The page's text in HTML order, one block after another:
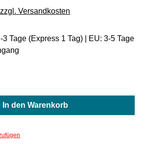
Versandkosten
3 Tage (Express 1 Tag) | EU: 3-5 Tage
Gib den gewünschten
In den Warenkorb